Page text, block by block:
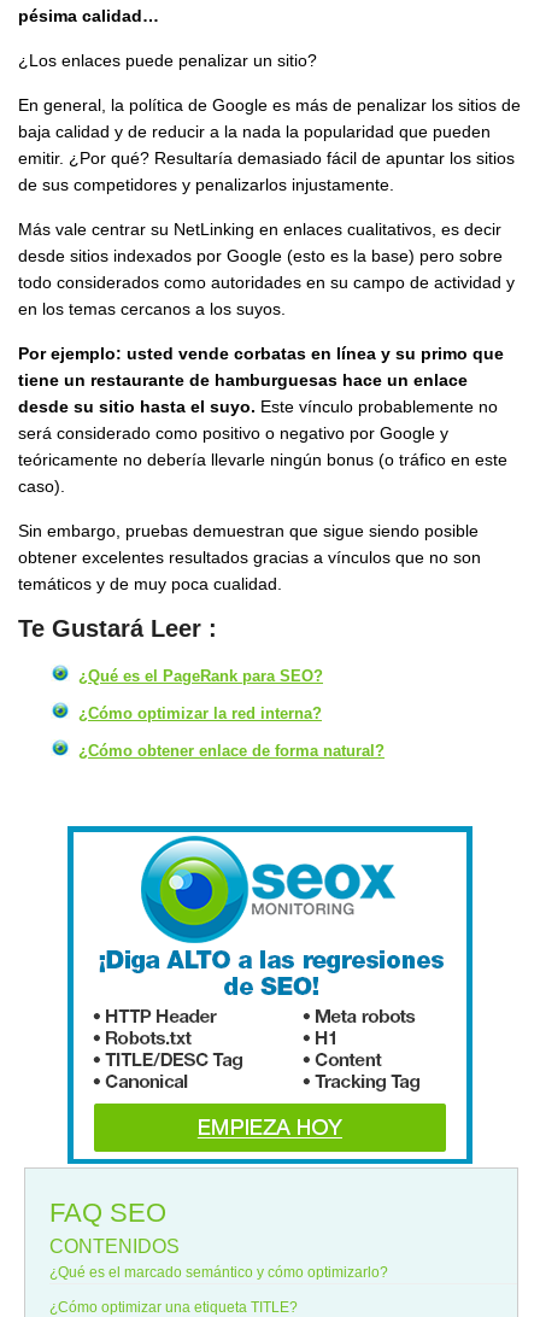
pésima calidad…
¿Los enlaces puede penalizar un sitio?
En general, la política de Google es más de penalizar los sitios de
baja calidad y de reducir a la nada la popularidad que pueden
emitir. ¿Por qué? Resultaría demasiado fácil de apuntar los sitios
de sus competidores y penalizarlos injustamente.
Más vale centrar su NetLinking en enlaces cualitativos, es decir
desde sitios indexados por Google (esto es la base) pero sobre
todo considerados como autoridades en su campo de actividad y
en los temas cercanos a los suyos.
Por ejemplo: usted vende corbatas en línea y su primo que
tiene un restaurante de hamburguesas hace un enlace
desde su sitio hasta el suyo. Este vínculo probablemente no
será considerado como positivo o negativo por Google y
teóricamente no debería llevarle ningún bonus (o tráfico en este
caso).
Sin embargo, pruebas demuestran que sigue siendo posible
obtener excelentes resultados gracias a vínculos que no son
temáticos y de muy poca cualidad.
Te Gustará Leer :
¿Qué es el PageRank para SEO?
¿Cómo optimizar la red interna?
¿Cómo obtener enlace de forma natural?
FAQ SEO
CONTENIDOS
¿Qué es el marcado semántico y cómo optimizarlo?
¿Cómo optimizar una etiqueta TITLE?